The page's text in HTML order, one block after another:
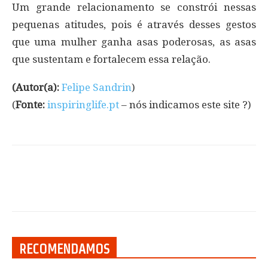
Um grande relacionamento se constrói nessas
pequenas atitudes, pois é através desses gestos
que uma mulher ganha asas poderosas, as asas
que sustentam e fortalecem essa relação.
(Autor(a): Felipe Sandrin)
(Fonte: inspiringlife.pt – nós indicamos este site ?)
RECOMENDAMOS